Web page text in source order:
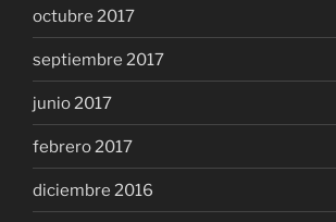
octubre 2017
septiembre 2017
junio 2017
febrero 2017
diciembre 2016